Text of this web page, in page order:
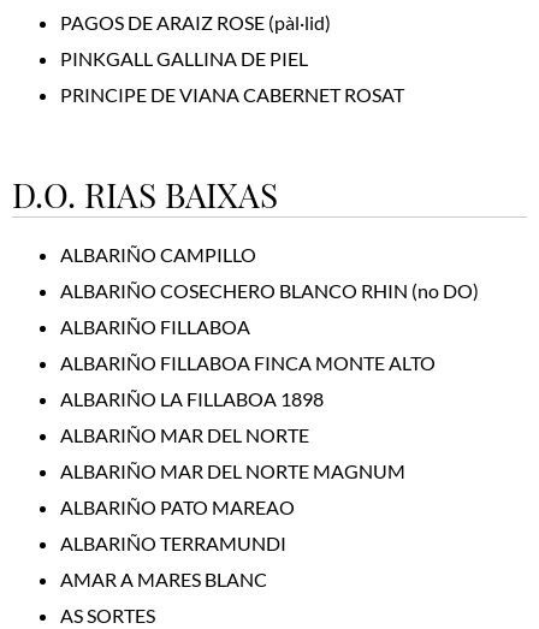
PAGOS DE ARAIZ ROSE (pàl·lid)
PINKGALL GALLINA DE PIEL
PRINCIPE DE VIANA CABERNET ROSAT
D.O. RIAS BAIXAS
ALBARIÑO CAMPILLO
ALBARIÑO COSECHERO BLANCO RHIN (no DO)
ALBARIÑO FILLABOA
ALBARIÑO FILLABOA FINCA MONTE ALTO
ALBARIÑO LA FILLABOA 1898
ALBARIÑO MAR DEL NORTE
ALBARIÑO MAR DEL NORTE MAGNUM
ALBARIÑO PATO MAREAO
ALBARIÑO TERRAMUNDI
AMAR A MARES BLANC
AS SORTES